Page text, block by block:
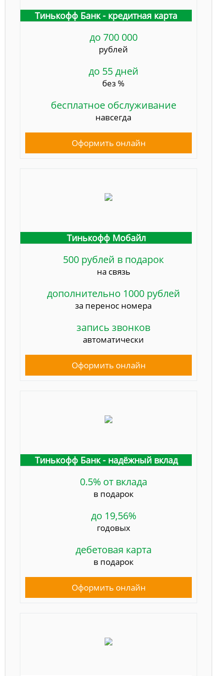
Тинькофф Банк - кредитная карта
до 700 000
рублей
до 55 дней
без %
бесплатное обслуживание
навсегда
Оформить онлайн
Тинькофф Мобайл
500 рублей в подарок
на связь
дополнительно 1000 рублей
за перенос номера
запись звонков
автоматически
Оформить онлайн
Тинькофф Банк - надёжный вклад
0.5% от вклада
в подарок
до 19,56%
годовых
дебетовая карта
в подарок
Оформить онлайн